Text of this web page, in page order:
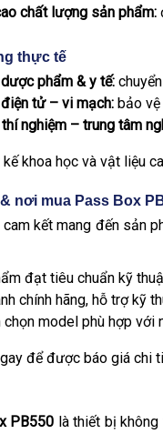
chất lượng sản phẩm:
thực tế
phẩm & y tế:
tử – vi mạch: bảo
nghiệm – trung tâm
kế khoa học và vật liệu
nơi mua Pass Box
kết mang đến sản
đạt tiêu chuẩn kỹ
chính hãng, hỗ trợ kỹ
chọn model phù hợp với
để được báo giá chi
PB550 là thiết bị